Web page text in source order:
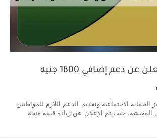
وزارة التموين تعلن عن دعم إضافي 1600 جنيه
الاجتماعية وتقديم الدعم اللازم للمواطنين
المعيشة، حيث تم الإعلان عن زيادة قيمة منحة